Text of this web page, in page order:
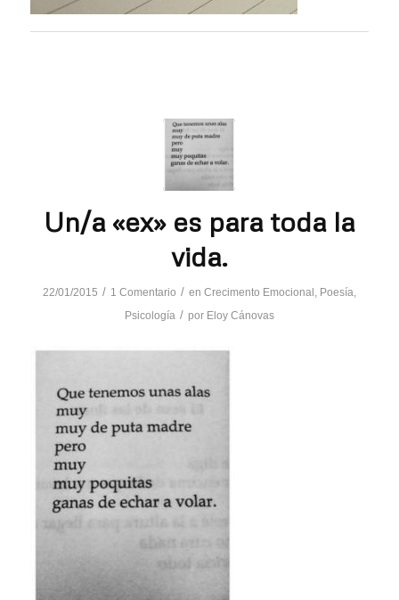
Un/a «ex» es para toda la
vida.
22/01/2015 / 1 Comentario / en Crecimento Emocional , Poesía,
Psicología / por Eloy Cánovas